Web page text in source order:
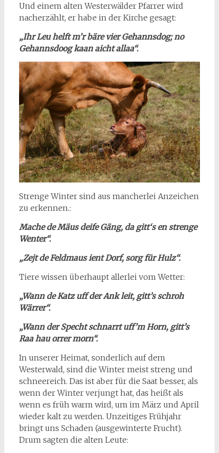
Und einem alten Westerwälder Pfarrer wird
nacherzählt, er habe in der Kirche gesagt:
„Ihr Leu helft m’r bäre vier Gehannsdog; no
Gehannsdoog kaan aicht allaa“.
Strenge Winter sind aus mancherlei Anzeichen
zu erkennen.:
Mache de Mäus deife Gäng, da gitt‘s en strenge
Wenter“.
„Zejt de Feldmaus ient Dorf, sorg für Hulz“.
Tiere wissen überhaupt allerlei vom Wetter:
„Wann de Katz uff der Ank leit, gitt’s schroh
Wärrer“.
„Wann der Specht schnarrt uff’m Horn, gitt’s
Raa hau orrer morn“.
In unserer Heimat, sonderlich auf dem
Westerwald, sind die Winter meist streng und
schneereich. Das ist aber für die Saat besser, als
wenn der Winter verjungt hat, das heißt als
wenn es früh warm wird, um im März und April
wieder kalt zu werden. Unzeitiges Frühjahr
bringt uns Schaden (ausgewinterte Frucht).
Drum sagten die alten Leute: